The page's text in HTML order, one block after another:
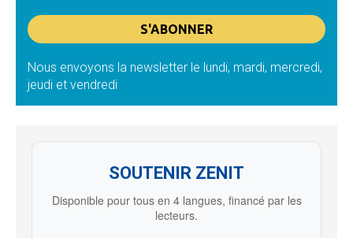
Nous envoyons la newsletter le lundi, mardi, mercredi,
jeudi et vendredi
SOUTENIR ZENIT
Disponible pour tous en 4 langues, financé par les
lecteurs.